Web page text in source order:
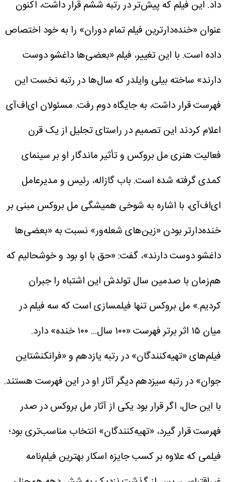
داد. این فیلم که پیش‌تر در رتبه ششم قرار داشت، اکنون
عنوان «خنده‌دارترین فیلم تمام دوران» را به خود اختصاص
داده است. با این تغییر، فیلم «بعضی‌ها داغشو دوست
دارند» ساخته بیلی وایلدر که سال‌ها در رتبه نخست این
فهرست قرار داشت، به جایگاه دوم رفت. مسئولان ای‌اف‌آی
اعلام کردند این تصمیم در راستای تجلیل از یک قرن
فعالیت هنری مل بروکس و تأثیر ماندگار او بر سینمای
کمدی گرفته شده است. باب گازاله، رئیس و مدیرعامل
ای‌اف‌آی، با اشاره به شوخی همیشگی مل بروکس مبنی بر
خنده‌دارتر بودن «زین‌های شعله‌ور» نسبت به «بعضی‌ها
داغشو دوست دارند»، گفت: «حق با او بود و خوشحالیم که
هم‌زمان با صدمین سال تولدش این اشتباه را جبران
کردیم.» مل بروکس تنها فیلمسازی است که سه فیلم در
میان ۱۵ اثر برتر فهرست «۱۰۰ سال... ۱۰۰ خنده» دارد.
فیلم‌های «تهیه‌کنندگان» در رتبه یازدهم و «فرانکنشتاین
جوان» در رتبه سیزدهم دیگر آثار او در این فهرست هستند.
با این حال، اگر قرار بود یکی از آثار مل بروکس در صدر
فهرست قرار گیرد، «تهیه‌کنندگان» انتخاب مناسب‌تری بود؛
فیلمی که علاوه بر کسب جایزه اسکار بهترین فیلم‌نامه